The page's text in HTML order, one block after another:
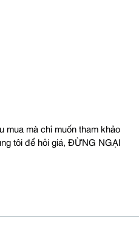
mua mà chỉ muốn tham khảo
tôi để hỏi giá, ĐỪNG NGẠI